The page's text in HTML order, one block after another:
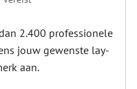
2.400 professionele
jouw gewenste lay-
aan.